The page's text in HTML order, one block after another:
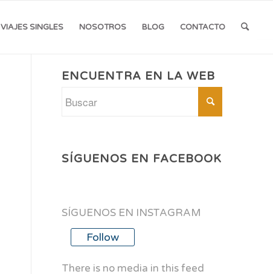
VIAJES SINGLES NOSOTROS BLOG CONTACTO
ENCUENTRA EN LA WEB
SÍGUENOS EN FACEBOOK
SÍGUENOS EN INSTAGRAM
Follow
There is no media in this feed